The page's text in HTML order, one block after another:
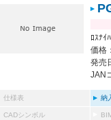
ﾛｽﾅｲ
価格
発売
JAN
仕様表 納
CADシンボル